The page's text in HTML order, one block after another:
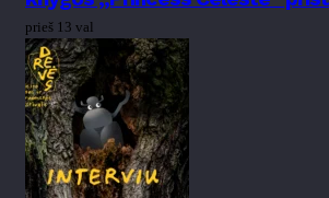
prieš 13 val